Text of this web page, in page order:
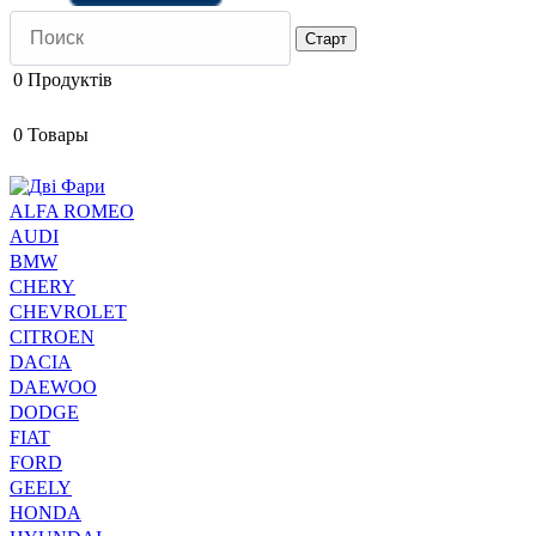
0 Продуктів
0 Товары
ALFA ROMEO
AUDI
BMW
CHERY
CHEVROLET
CITROEN
DACIA
DAEWOO
DODGE
FIAT
FORD
GEELY
HONDA